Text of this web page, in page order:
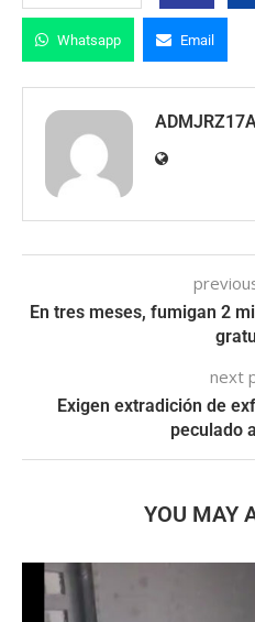
Whatsapp Email
En tres meses, fumigan 2
next
Exigen extradición de
peculado
YOU MAY